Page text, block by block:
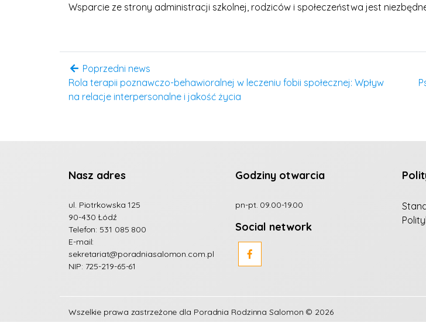
Wsparcie ze strony administracji szkolnej, rodziców i społeczeństwa jest
Poprzedni news
Rola terapii poznawczo-behawioralnej w leczeniu fobii społecznej: Wpływ
na relacje interpersonalne i jakość życia
Nasz adres
ul. Piotrkowska 125
90-430 Łódź
Telefon: 531 085 800
E-mail:
sekretariat@poradniasalomon.com.pl
NIP: 725-219-65-61
Godziny otwarcia
pn-pt. 09.00-19.00
Social network
Wszelkie prawa zastrzeżone dla Poradnia Rodzinna Salomon © 2026